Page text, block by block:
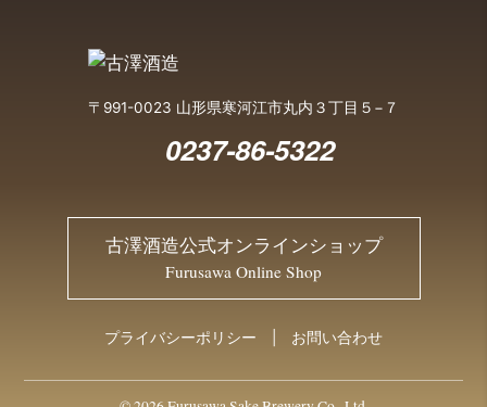
〒991-0023 山形県寒河江市丸内３丁目５−７
0237-86-5322
古澤酒造公式オンラインショップ
Furusawa Online Shop
プライバシーポリシー お問い合わせ